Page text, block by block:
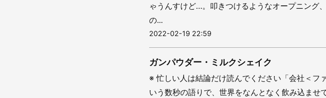
ゃうんすけど…。叩きつけるようなオープニング
の...
2022-02-19 22:59
ガンパウダー・ミルクシェイク
※ 忙しい人は結論だけ読んでください「会社＜フ
いう数秒の語りで、世界をなんとなく飲み込ませ